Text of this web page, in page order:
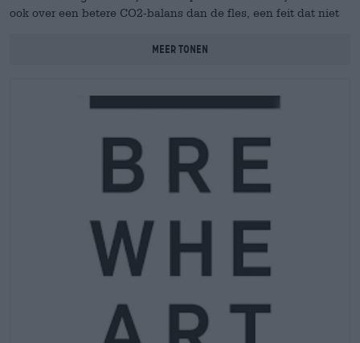
ook over een betere CO2-balans dan de fles, een feit dat niet
essentiële milieubescherming. Het blik is een verhoging van
Meer tonen